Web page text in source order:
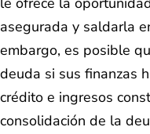
asegurada y saldarla
embargo, es posible
deuda si sus finanzas
crédito e ingresos
consolidación de la